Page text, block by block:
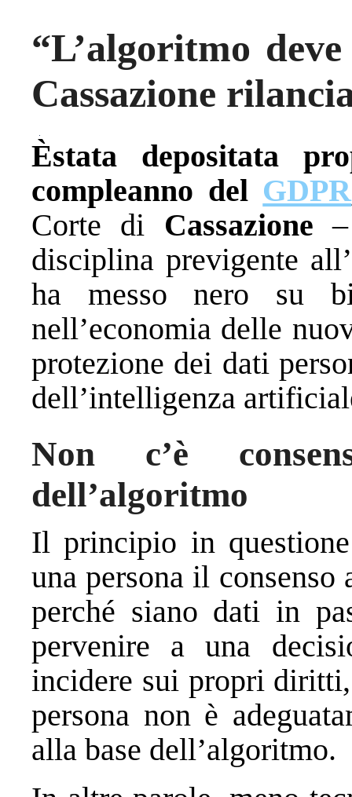
“L’algoritmo
Cassazione
Èstata depositata
compleanno del GDPR
Corte di Cassazione
disciplina previgente
ha messo nero su
nell’economia delle
protezione dei dati
dell’intelligenza
Non c’è
dell’algoritmo
Il principio in
una persona il
perché siano dati in
pervenire a una
incidere sui propri
persona non è
alla base dell’algoritmo.